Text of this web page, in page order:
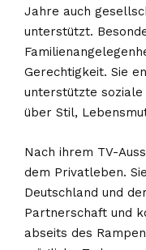
Jahre auch
unterstützt.
Gerechtigkeit. Sie
unterstützte soziale
über Stil,
Nach ihrem TV-
dem Privatleben.
Deutschland und
Partnerschaft und
abseits des